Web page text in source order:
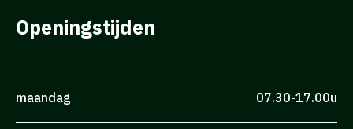
Openingstijden
maandag 07.30-17.00u